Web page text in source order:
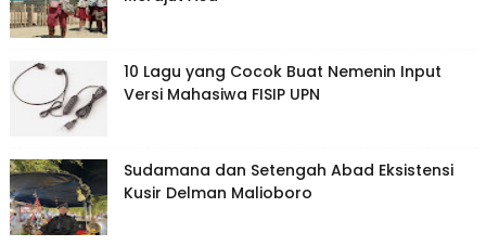
10 Lagu yang Cocok Buat Nemenin Input
Versi Mahasiwa FISIP UPN
Sudamana dan Setengah Abad Eksistensi
Kusir Delman Malioboro